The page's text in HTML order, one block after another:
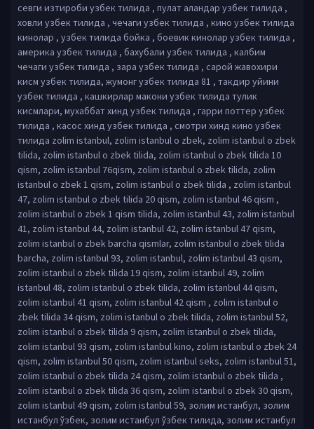
севги изтироби узбек тилида , пулат аландар узбек тилида ,
ховли узбек тилида , чечаги узбек тилида , кино узбек тилида
кинолар , узбек тилида бойка , боевик кинолар узбек тилида ,
америка узбек тилида , бахубали узбек тилида , калбим
чечаги узбек тилида , зара узбек тилида , сарой жавохири
кисм узбек тилида, жумонг узбек тилида 81 , такдир уйини
узбек тилида , кашкирлар макони узбек тилида тулик
кисмлари, мухаббат хинд узбек тилида , гарри поттер узбек
тилида , касос хинд узбек тилида , смотри хинд кино узбек
тилида zolim istanbul, zolim istanbul o zbek, zolim istanbul o zbek
tilida, zolim istanbul o zbek tilida, zolim istanbul o zbek tilida 10
qism, zolim istanbul 76qism, zolim istanbul o zbek tilida, zolim
istanbul o zbek 1 qism, zolim istanbul o zbek tilida , zolim istanbul
47, zolim istanbul o zbek tilida 20 qism, zolim istanbul 46 qism ,
zolim istanbul o zbek 1 qism tilida, zolim istanbul 43, zolim istanbul
41, zolim istanbul 44, zolim istanbul 42, zolim istanbul 47 qism,
zolim istanbul o zbek barcha qismlar, zolim istanbul o zbek tilida
barcha, zolim istanbul 93, zolim istanbul, zolim istanbul 43 qism,
zolim istanbul o zbek tilida 19 qism, zolim istanbul 49, zolim
istanbul 48, zolim istanbul o zbek tilida, zolim istanbul 44 qism,
zolim istanbul 41 qism, zolim istanbul 42 qism , zolim istanbul o
zbek tilida 34 qism, zolim istanbul o zbek tilida, zolim istanbul 52,
zolim istanbul o zbek tilida 9 qism, zolim istanbul o zbek tilida,
zolim istanbul 93 qism, zolim istanbul kino, zolim istanbul o zbek 24
qism, zolim istanbul 50 qism, zolim istanbul seks, zolim istanbul 51,
zolim istanbul o zbek tilida 24 qism, zolim istanbul o zbek tilida ,
zolim istanbul o zbek tilida 36 qism, zolim istanbul o zbek 30 qism,
zolim istanbul 49 qism, zolim istanbul 59, золим истанбул, золим
истанбул ўзбек, золим истанбул ўзбек тилида, золим истанбул